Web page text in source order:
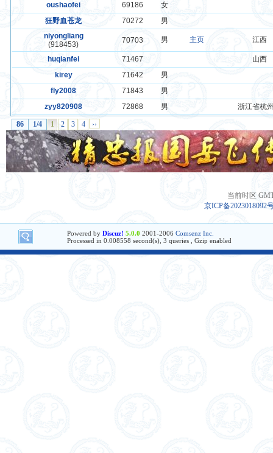
oushaofei
69186
女
狂野血苍龙
70272
男
niyongliang
(918453)
70703 男 主页 江西
huqianfei 71467
山西
kirey
71642
男
fly2008
71843
男
zyy820908
72868 男 浙江省杭
86 1/4 1 2 3 4 ››
当前时区
京ICP备2023018092
Powered by Discuz! 5.0.0 2001-2006 Comsenz Inc.
Processed in 0.008558 second(s), 3 queries , Gzip enabled